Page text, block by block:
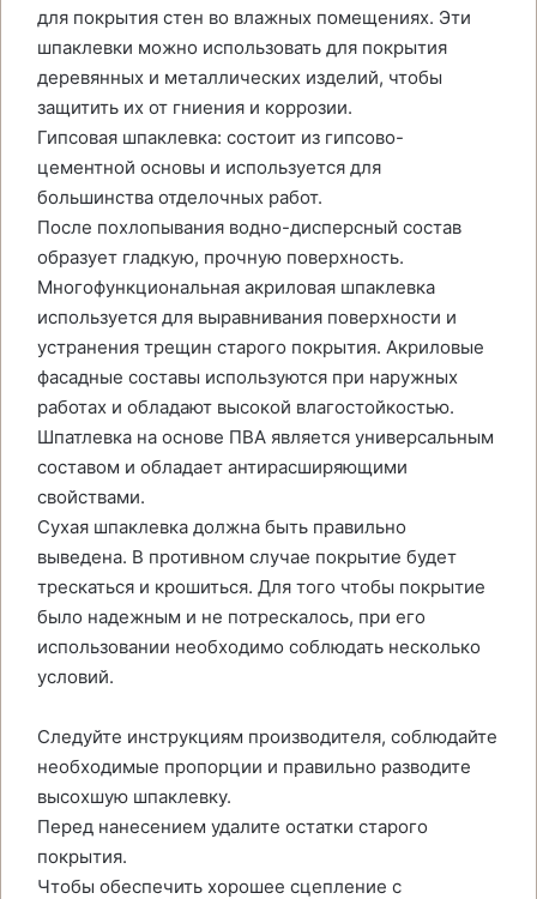
для покрытия стен во влажных помещениях. Эти
шпаклевки можно использовать для покрытия
деревянных и металлических изделий, чтобы
защитить их от гниения и коррозии.
Гипсовая шпаклевка: состоит из гипсово-
цементной основы и используется для
большинства отделочных работ.
После похлопывания водно-дисперсный состав
образует гладкую, прочную поверхность.
Многофункциональная акриловая шпаклевка
используется для выравнивания поверхности и
устранения трещин старого покрытия. Акриловые
фасадные составы используются при наружных
работах и обладают высокой влагостойкостью.
Шпатлевка на основе ПВА является универсальным
составом и обладает антирасширяющими
свойствами.
Сухая шпаклевка должна быть правильно
выведена. В противном случае покрытие будет
трескаться и крошиться. Для того чтобы покрытие
было надежным и не потрескалось, при его
использовании необходимо соблюдать несколько
условий.
Следуйте инструкциям производителя, соблюдайте
необходимые пропорции и правильно разводите
высохшую шпаклевку.
Перед нанесением удалите остатки старого
покрытия.
Чтобы обеспечить хорошее сцепление с